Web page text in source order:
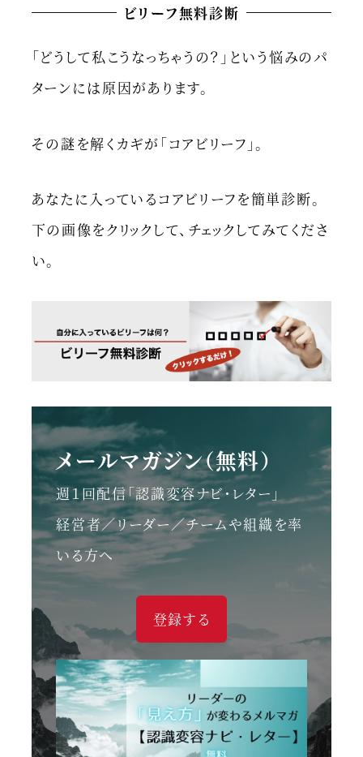
ビリーフ無料診断
「どうして私こうなっちゃうの？」という悩みのパ
ターンには原因があります。
その謎を解くカギが「コアビリーフ」。
あなたに入っているコアビリーフを簡単診断。
下の画像をクリックして、チェックしてみてくださ
い。
メールマガジン（無料）
週１回配信「認識変容ナビ・レター」
経営者／リーダー／チームや組織を率
いる方へ
登録する